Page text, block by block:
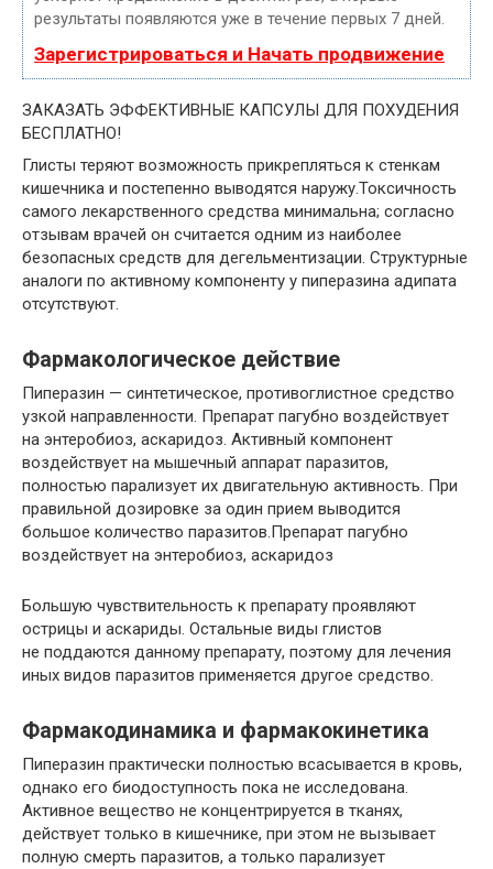
результаты появляются уже в течение первых 7 дней.
Зарегистрироваться и Начать продвижение
ЗАКАЗАТЬ ЭФФЕКТИВНЫЕ КАПСУЛЫ ДЛЯ ПОХУДЕНИЯ
БЕСПЛАТНО!
Глисты теряют возможность прикрепляться к стенкам
кишечника и постепенно выводятся наружу.Токсичность
самого лекарственного средства минимальна; согласно
отзывам врачей он считается одним из наиболее
безопасных средств для дегельментизации. Структурные
аналоги по активному компоненту у пиперазина адипата
отсутствуют.
Фармакологическое действие
Пиперазин — синтетическое, противоглистное средство
узкой направленности. Препарат пагубно воздействует
на энтеробиоз, аскаридоз. Активный компонент
воздействует на мышечный аппарат паразитов,
полностью парализует их двигательную активность. При
правильной дозировке за один прием выводится
большое количество паразитов.Препарат пагубно
воздействует на энтеробиоз, аскаридоз
Большую чувствительность к препарату проявляют
острицы и аскариды. Остальные виды глистов
не поддаются данному препарату, поэтому для лечения
иных видов паразитов применяется другое средство.
Фармакодинамика и фармакокинетика
Пиперазин практически полностью всасывается в кровь,
однако его биодоступность пока не исследована.
Активное вещество не концентрируется в тканях,
действует только в кишечнике, при этом не вызывает
полную смерть паразитов, а только парализует